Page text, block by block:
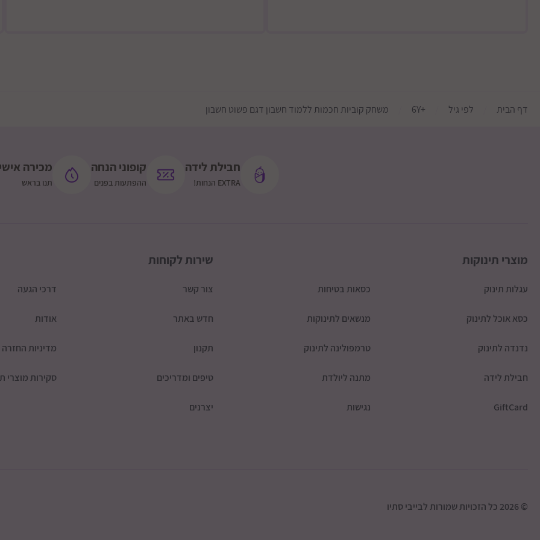
דף הבית לפי גיל +6Y משחק קוביות חכמות ללמוד חשבון דגם פשוט חשבון
חבילת לידה
EXTRA הנחות!
קופוני הנחה
ההפתעות בפנים
מכירה
תנו בראש
מוצרי תינוקות
עגלות תינוק כסאות בטיחות
כסא אוכל לתינוק מנשאים לתינוקות
נדנדה לתינוק טרמפולינה לתינוק
חבילת לידה מתנה ליולדת
GiftCard נגישות
שירות לקוחות
צור קשר דרכי הגעה
חדש באתר אודות
תקנון מדיניות החזרה
טיפים ומדריכים סקירות מוצרי
יצרנים
© 2026 כל הזכויות שמורות לבייבי סתיו